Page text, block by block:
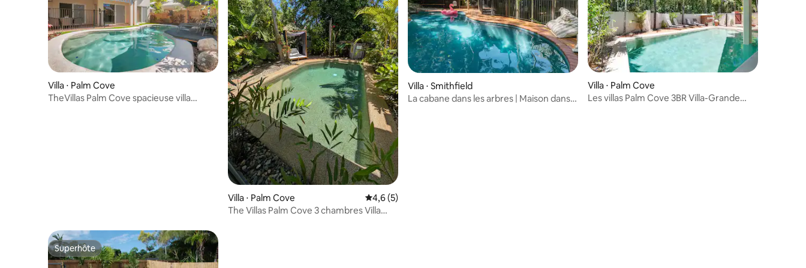
Villa ⋅ Palm Cove
TheVillas Palm Cove spacieuse villa
Villa ⋅ Palm Cove Évaluation moyenne sur la base de 5 commentaires : 4,6 sur 5
4,6 (5)
The Villas Palm Cove 3 chambres Villa
Villa ⋅ Smithfield
La cabane dans les arbres | Maison dans
Villa ⋅ Palm Cove
Les villas Palm Cove 3BR Villa-Grande
Superhôte
Superhôte